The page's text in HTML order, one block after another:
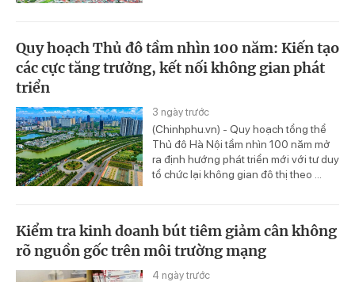
Quy hoạch Thủ đô tầm nhìn 100 năm: Kiến tạo
các cực tăng trưởng, kết nối không gian phát
triển
3 ngày trước
(Chinhphu.vn) - Quy hoạch tổng thể
Thủ đô Hà Nội tầm nhìn 100 năm mở
ra định hướng phát triển mới với tư duy
tổ chức lại không gian đô thị theo ...
Kiểm tra kinh doanh bút tiêm giảm cân không
rõ nguồn gốc trên môi trường mạng
4 ngày trước